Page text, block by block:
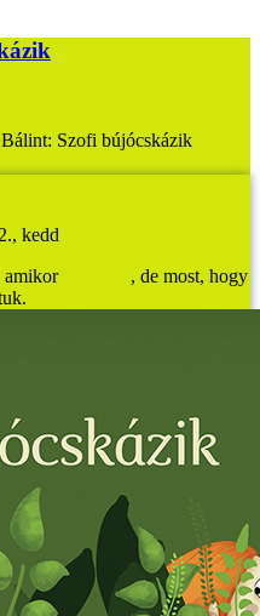
Szofi bújócskázik
kedd
amikorvarázsolt , de most, hogy